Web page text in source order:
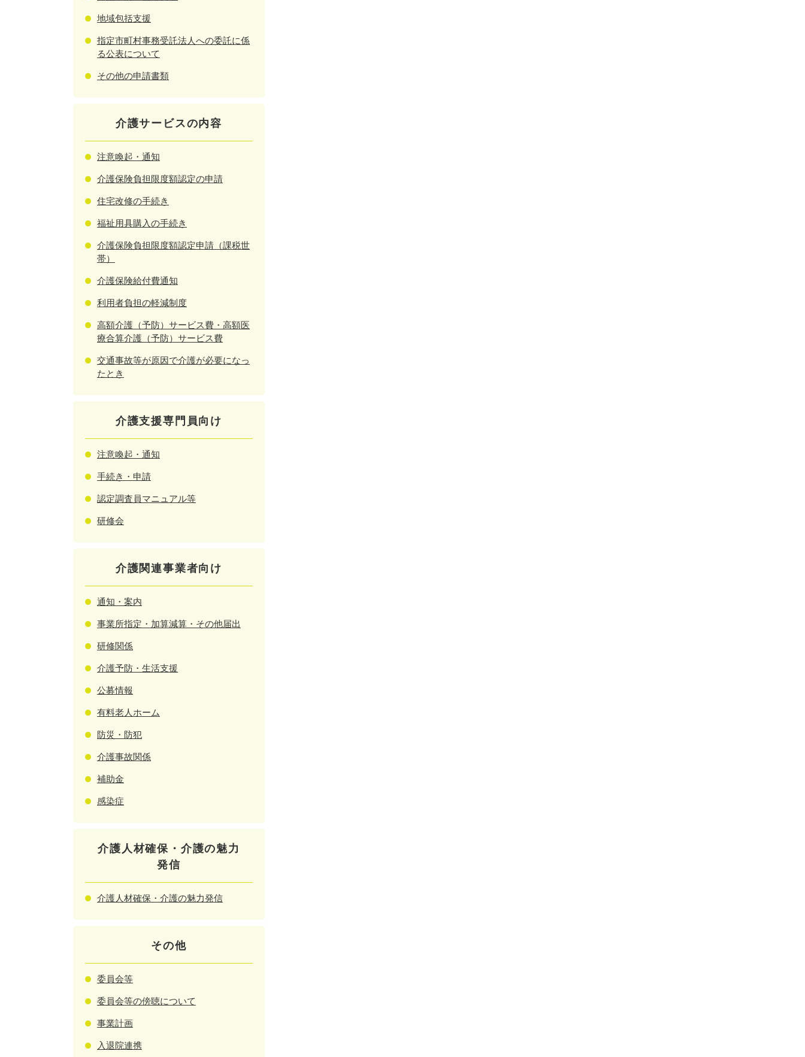
地域包括支援
指定市町村事務受託法人への委託に係
る公表について
その他の申請書類
介護サービスの内容
注意喚起・通知
介護保険負担限度額認定の申請
住宅改修の手続き
福祉用具購入の手続き
介護保険負担限度額認定申請（課税世
帯）
介護保険給付費通知
利用者負担の軽減制度
高額介護（予防）サービス費・高額医
療合算介護（予防）サービス費
交通事故等が原因で介護が必要になっ
たとき
介護支援専門員向け
注意喚起・通知
手続き・申請
認定調査員マニュアル等
研修会
介護関連事業者向け
通知・案内
事業所指定・加算減算・その他届出
研修関係
介護予防・生活支援
公募情報
有料老人ホーム
防災・防犯
介護事故関係
補助金
感染症
介護人材確保・介護の魅力
発信
介護人材確保・介護の魅力発信
その他
委員会等
委員会等の傍聴について
事業計画
入退院連携